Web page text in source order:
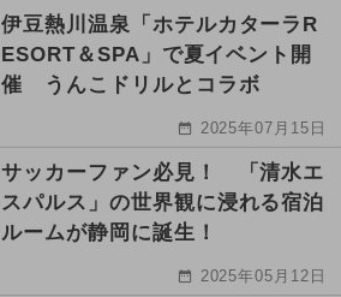
伊豆熱川温泉「ホテルカターラR
ESORT＆SPA」で夏イベント開
催 うんこドリルとコラボ
2025年07月15日
サッカーファン必見！ 「清水エ
スパルス」の世界観に浸れる宿泊
ルームが静岡に誕生！
2025年05月12日